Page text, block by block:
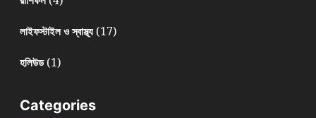
লাইফস্টাইল ও স্বাস্থ্য(17)
হলিউড(1)
Categories